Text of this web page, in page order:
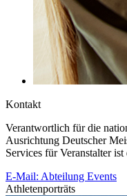
Kontakt
Verantwortlich für die
Ausrichtung Deutscher
Services für Veranstalter
E-Mail: Abteilung Events
Athletenporträts